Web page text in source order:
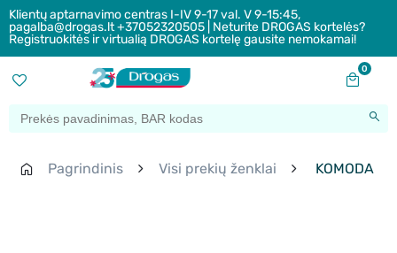
Klientų aptarnavimo centras I-IV 9-17 val. V 9-15:45,
pagalba@drogas.lt +37052320505 | Neturite DROGAS kortelės?
Registruokitės ir virtualią DROGAS kortelę gausite nemokamai!
0
Pagrindinis Visi prekių ženklai KOMODA